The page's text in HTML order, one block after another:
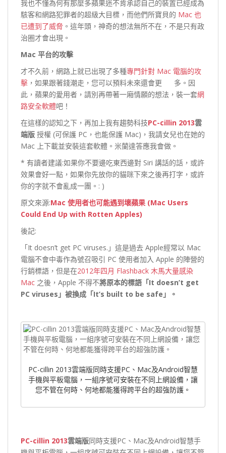
我也不懂為何有那麼多蘋果迷不肯承認自己的裝置已經成為
駭客和網路犯罪者的超級大目標，而他們所寶貝的 Mac 也
已遭到了威脅 。這年頭，神奇的想法無所不在，不是只有政
治圈才會出現。
Mac 平台的攻擊
才不久前，網路上就已出現了多種專門針對 Mac 電腦的攻
擊 ，如果跟著錢潮走，您可以預料未來還會更 多。因
此，蘋果的愛用者，請別再帶著一廂情願的想法，裝一套網
路安全軟體吧！
在這樣的認知之下，再加上我有趨勢科技PC-cillin 2013雲
端版 授權 (可保護 PC，也能保護 Mac)，我請女兒也在她的
Mac 上下載並安裝這套軟體。米蘭達答應我會做。
* 有讀者建議:如果你不要邊吃東西邊對 Siri 講話的話，或許
效果會好一點，如果你先放你的貓咪下來之後再打字，或許
你的字就不會亂成一團。: )
原文來源:Mac 使用者也可能遇到壞蘋果 (Mac Users
Could End Up with Rotten Apples)
後記:
「It doesn’t get PC viruses.」這是過去 Apple經常以 Mac
電腦不會中毒作為號召吸引 PC 使用者加入 Apple 的陣營的
行銷標語，但是在2012年四月 Flashback 木馬大量感染
Mac 之後，Apple 不得不將原本的標語「It doesn’t get
PC viruses 」被換成「It’s built to be safe 」。
PC-cillin 2013雲端版同時支援PC、Mac及Android智慧
手機與平板電腦，一組序號可安裝在不同上網設備，讓
您不管在何時、何地都能獲得跨平台的超強防護。
PC-cillin 2013雲端版同時支援PC、Mac及Android智慧手